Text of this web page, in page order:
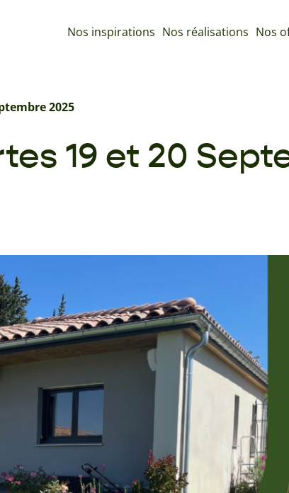
Nos inspirations Nos réalisations Nos
19 et 20
2025